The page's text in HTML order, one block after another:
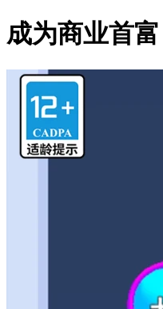
成为商业首富